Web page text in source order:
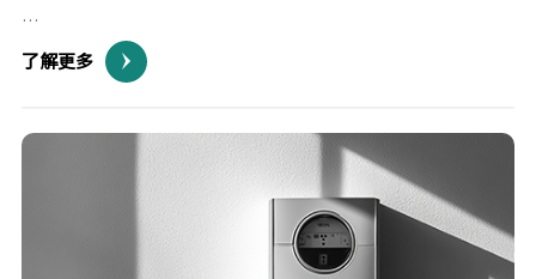
2.本方案可设计成具有零/火线防窃电计量、单相三线计量、断相防
窃电计量等功能，断相时，电流可低至0.5A,计量精度仍满足1级表
了解更多